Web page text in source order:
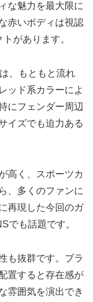
な魅力を最大限に
赤いボディは視認
があります。
、もともと流れ
ッド系カラーによ
にフェンダー周辺
イズでも迫力ある
高く、スポーツカ
、多くのファンに
再現した今回のガ
でも話題です。
も抜群です。ブラ
置すると存在感が
雰囲気を演出でき